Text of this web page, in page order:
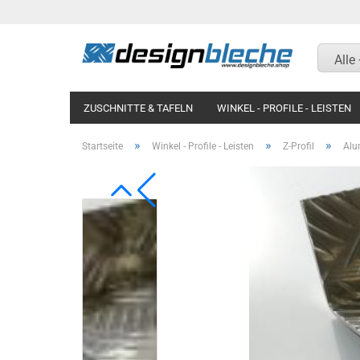
Alle
ZUSCHNITTE & TAFELN
Aluminium Riffelblech
Aluminium blank natur
Aluminium silber natur
eloxiert
Aluminium Strukturblech
Aluminium Lochblech
Aluminium Glattblech RAL
beschichtet
WINKEL - PROFILE - LEISTEN
Aluminium blank natur
Aluminium silber natur
Aluminium glatt RAL
Aluminium blank eckig
gepresst Aussenmaß
KOTFLÜGEL UND RAMPEN MAGNETWAND / PINNWAND
Startseite » Winkel - Profile - Leisten » Z-Profil »